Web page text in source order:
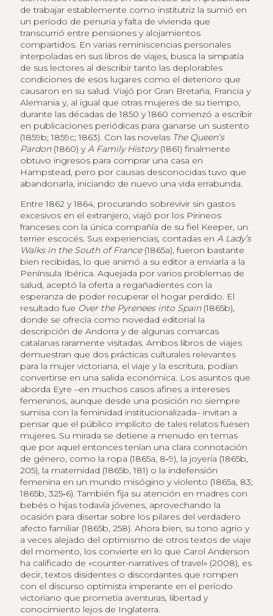
de trabajar establemente como institutriz la sumió en
un período de penuria y falta de vivienda que
transcurrió entre pensiones y alojamientos
compartidos. En varias reminiscencias personales
interpoladas en sus libros de viajes, busca la simpatía
de sus lectores al describir tanto las deplorables
condiciones de esos lugares como el deterioro que
causaron en su salud. Viajó por Gran Bretaña, Francia y
Alemania y, al igual que otras mujeres de su tiempo,
durante las décadas de 1850 y 1860 comenzó a escribir
en publicaciones periódicas para ganarse un sustento
(1859b; 1859c; 1863). Con las novelas The Queen’s
Pardon(1860) yA Family History(1861) finalmente
obtuvo ingresos para comprar una casa en
Hampstead, pero por causas desconocidas tuvo que
abandonarla, iniciando de nuevo una vida errabunda.
Entre 1862 y 1864, procurando sobrevivir sin gastos
excesivos en el extranjero, viajó por los Pirineos
franceses con la única compañía de su fiel Keeper, un
terrier escocés. Sus experiencias, contadas en A Lady’s
Walks in the South of France (1865a), fueron bastante
bien recibidas, lo que animó a su editor a enviarla a la
Península Ibérica. Aquejada por varios problemas de
salud, aceptó la oferta a regañadientes con la
esperanza de poder recuperar el hogar perdido. El
resultado fue Over the Pyrenees into Spain (1865b),
donde se ofrecía como novedad editorial la
descripción de Andorra y de algunas comarcas
catalanas raramente visitadas. Ambos libros de viajes
demuestran que dos prácticas culturales relevantes
para la mujer victoriana, el viaje y la escritura, podían
convertirse en una salida económica. Los asuntos que
aborda Eyre –en muchos casos afines a intereses
femeninos, aunque desde una posición no siempre
sumisa con la feminidad institucionalizada– invitan a
pensar que el público implícito de tales relatos fuesen
mujeres. Su mirada se detiene a menudo en temas
que por aquel entonces tenían una clara connotación
de género, como la ropa (1865a, 8‑9), la joyería (1865b,
205), la maternidad (1865b, 181) o la indefensión
femenina en un mundo misógino y violento (1865a, 83;
1865b, 325‑6). También fija su atención en madres con
bebés o hijas todavía jóvenes, aprovechando la
ocasión para disertar sobre los pilares del verdadero
afecto familiar (1865b, 258). Ahora bien, su tono agrio y
a veces alejado del optimismo de otros textos de viaje
del momento, los convierte en lo que Carol Anderson
ha calificado de «counter-narratives of travel» (2008), es
decir, textos disidentes o discordantes que rompen
con el discurso optimista imperante en el período
victoriano que prometía aventuras, libertad y
conocimiento lejos de Inglaterra.